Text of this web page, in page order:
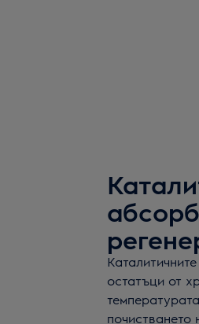
остатъци от
почистването